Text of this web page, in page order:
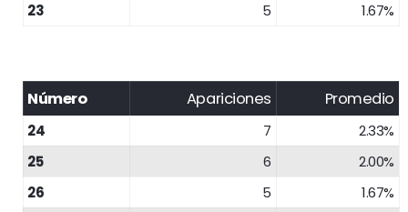
23
5 1.67%
Número Apariciones Promedio
24 7
2.33%
25
6
2.00%
26
5
1.67%